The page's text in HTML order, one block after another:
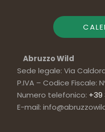
Galleria
Abruzzo
Abruzzo Wild
Sede legale: Via Caldora
P.IVA – Codice Fiscale:
Numero telefonico: +39
E-mail: